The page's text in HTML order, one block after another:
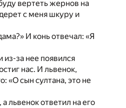
вертеть жернов на
с меня шкуру и
И конь отвечал: «Я
из-за нее появился
нас. И львенок,
«О сын султана, это не
львенок ответил на его